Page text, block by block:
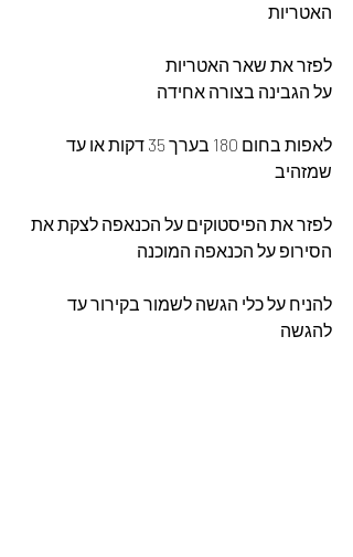
האטריות
לפזר את שאר האטריות
על הגבינה בצורה אחידה
לאפות בחום 180 בערך 35 דקות או עד
שמזהיב
לפזר את הפיסטוקים על הכנאפה לצקת את
הסירופ על הכנאפה המוכנה
להניח על כלי הגשה לשמור בקירור עד
להגשה